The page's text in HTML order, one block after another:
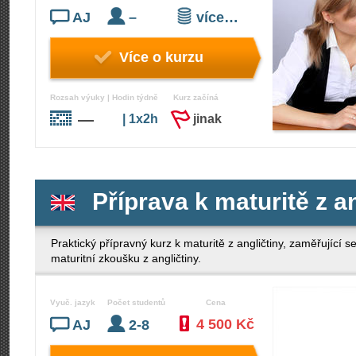
AJ – více…
Více o kurzu
Rozsah výuky | Hodin týdně
— | 1x2h
Kurz začíná
jinak
Příprava k maturitě z
Praktický přípravný kurz k maturitě z angličtiny, zaměřující
maturitní zkoušku z angličtiny.
Vyuč. jazyk
AJ
Počet studentů
2-8
Cena
4 500 Kč